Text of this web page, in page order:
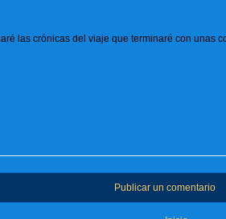
las crónicas del viaje que terminaré con unas
Publicar un comentario